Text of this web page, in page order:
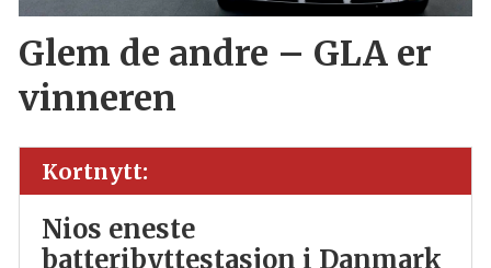
Glem de andre – GLA er
vinneren
Kortnytt:
Nios eneste
batteribyttestasjon i Danmark